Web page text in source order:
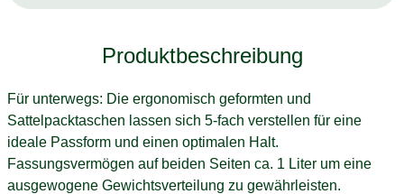
Produktbeschreibung
Für unterwegs: Die ergonomisch geformten und
Sattelpacktaschen lassen sich 5-fach verstellen für eine
ideale Passform und einen optimalen Halt.
Fassungsvermögen auf beiden Seiten ca. 1 Liter um eine
ausgewogene Gewichtsverteilung zu gewährleisten.